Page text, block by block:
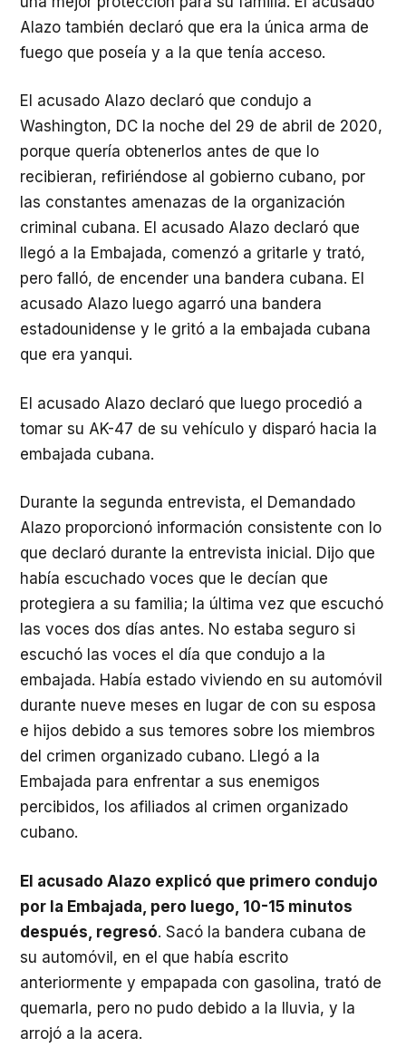
Alazo también declaró que era la única arma de
fuego que poseía y a la que tenía acceso.
El acusado Alazo declaró que condujo a
Washington, DC la noche del 29 de abril de 2020,
porque quería obtenerlos antes de que lo
recibieran, refiriéndose al gobierno cubano, por
las constantes amenazas de la organización
criminal cubana. El acusado Alazo declaró que
llegó a la Embajada, comenzó a gritarle y trató,
pero falló, de encender una bandera cubana. El
acusado Alazo luego agarró una bandera
estadounidense y le gritó a la embajada cubana
que era yanqui.
El acusado Alazo declaró que luego procedió a
tomar su AK-47 de su vehículo y disparó hacia la
embajada cubana.
Durante la segunda entrevista, el Demandado
Alazo proporcionó información consistente con lo
que declaró durante la entrevista inicial. Dijo que
había escuchado voces que le decían que
protegiera a su familia; la última vez que escuchó
las voces dos días antes. No estaba seguro si
escuchó las voces el día que condujo a la
embajada. Había estado viviendo en su automóvil
durante nueve meses en lugar de con su esposa
e hijos debido a sus temores sobre los miembros
del crimen organizado cubano. Llegó a la
Embajada para enfrentar a sus enemigos
percibidos, los afiliados al crimen organizado
cubano.
El acusado Alazo explicó que primero condujo
por la Embajada, pero luego, 10-15 minutos
después, regresó. Sacó la bandera cubana de
su automóvil, en el que había escrito
anteriormente y empapada con gasolina, trató de
quemarla, pero no pudo debido a la lluvia, y la
arrojó a la acera.